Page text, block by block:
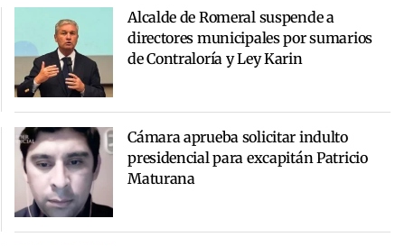
Alcalde de Romeral suspende a
directores municipales por sumarios
de Contraloría y Ley Karin
Cámara aprueba solicitar indulto
presidencial para excapitán Patricio
Maturana